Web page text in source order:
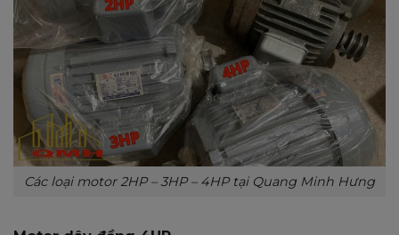
Các loại motor 2HP – 3HP – 4HP tại Quang Minh Hưng